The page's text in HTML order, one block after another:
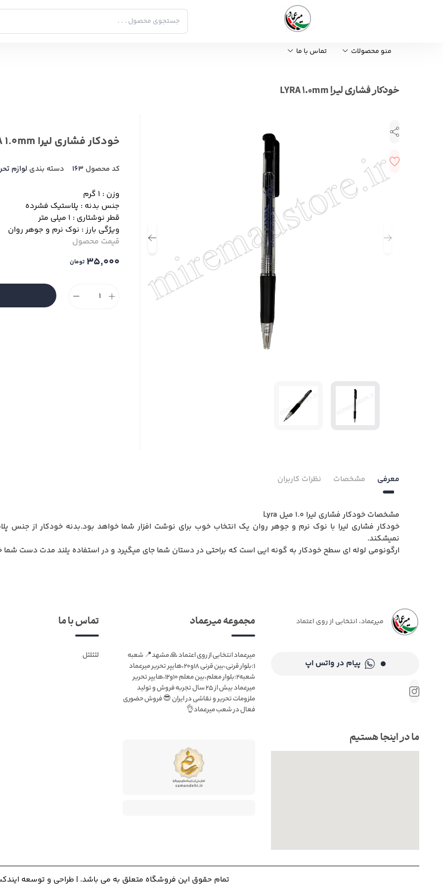
منو محصولات تماس با ما
خودکار فشاری لیرا LYRA 1.0mm
خودکار فشاری لیرا LYRA 1.0mm
کد محصول 163 دسته بندی لوازم
وزن : 1 گرم
جنس بدنه : پلاستیک فشرده
قطر نوشتاری : 1 میلی متر
ویژگی بارز : نوک نرم و جوهر روان
قیمت محصول
35,000 تومان
معرفی مشخصات نظرات کاربران
مشخصات خودکار فشاری لیرا 1.0 میل Lyra
خودکار فشاری لیرا با نوک نرم و جوهر روان یک انتخاب خوب برای نوشت افزار شما خواهد بود.بدنه خودکار از جنس
نمیشکند.
ارگونومی لوله ای سطح خودکار به گونه ایی است که براحتی در دستان شما جای میگیرد و در استفاده یلند مدت دست شما
میرعماد، انتخابی از روی اعتماد
پیام در واتس اپ
مجموعه میرعماد
میرعماد انتخابی از روی اعتماد 🙏 مشهد📍 شعبه
۱:بلوار قرنی،بین قرنی ۱۸و۲۰،هایپر تحریر میرعماد
شعبه۲:بلوار معلم،بین معلم ۱۰و۱۲،هایپر تحریر
میرعماد بیش از ۲۵ سال تجربه فروش و تولید
ملزومات تحریر و نقاشی در ایران 😎 فروش حضوری
فعال در شعب میرعماد👌
تماس با ما
لثثلثل
ما در اینجا هستیم
تمام حقوق این فروشگاه متعلق به می باشد. | طراحی و توسعه